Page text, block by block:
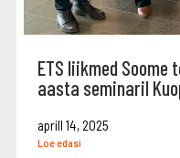
ETS liikmed
aasta seminaril
aprill 14, 2025
Loe edasi